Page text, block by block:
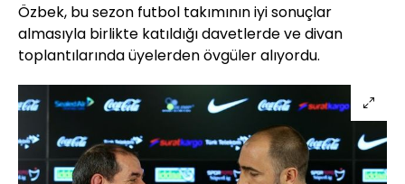
Özbek, bu sezon futbol takımının iyi sonuçlar
almasıyla birlikte katıldığı davetlerde ve divan
toplantılarında üyelerden övgüler alıyordu.